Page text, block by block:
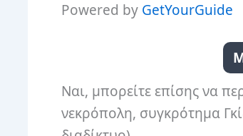
Powered by GetYourGuide
Ναι, μπορείτε επίσης να
νεκρόπολη, συγκρότημα